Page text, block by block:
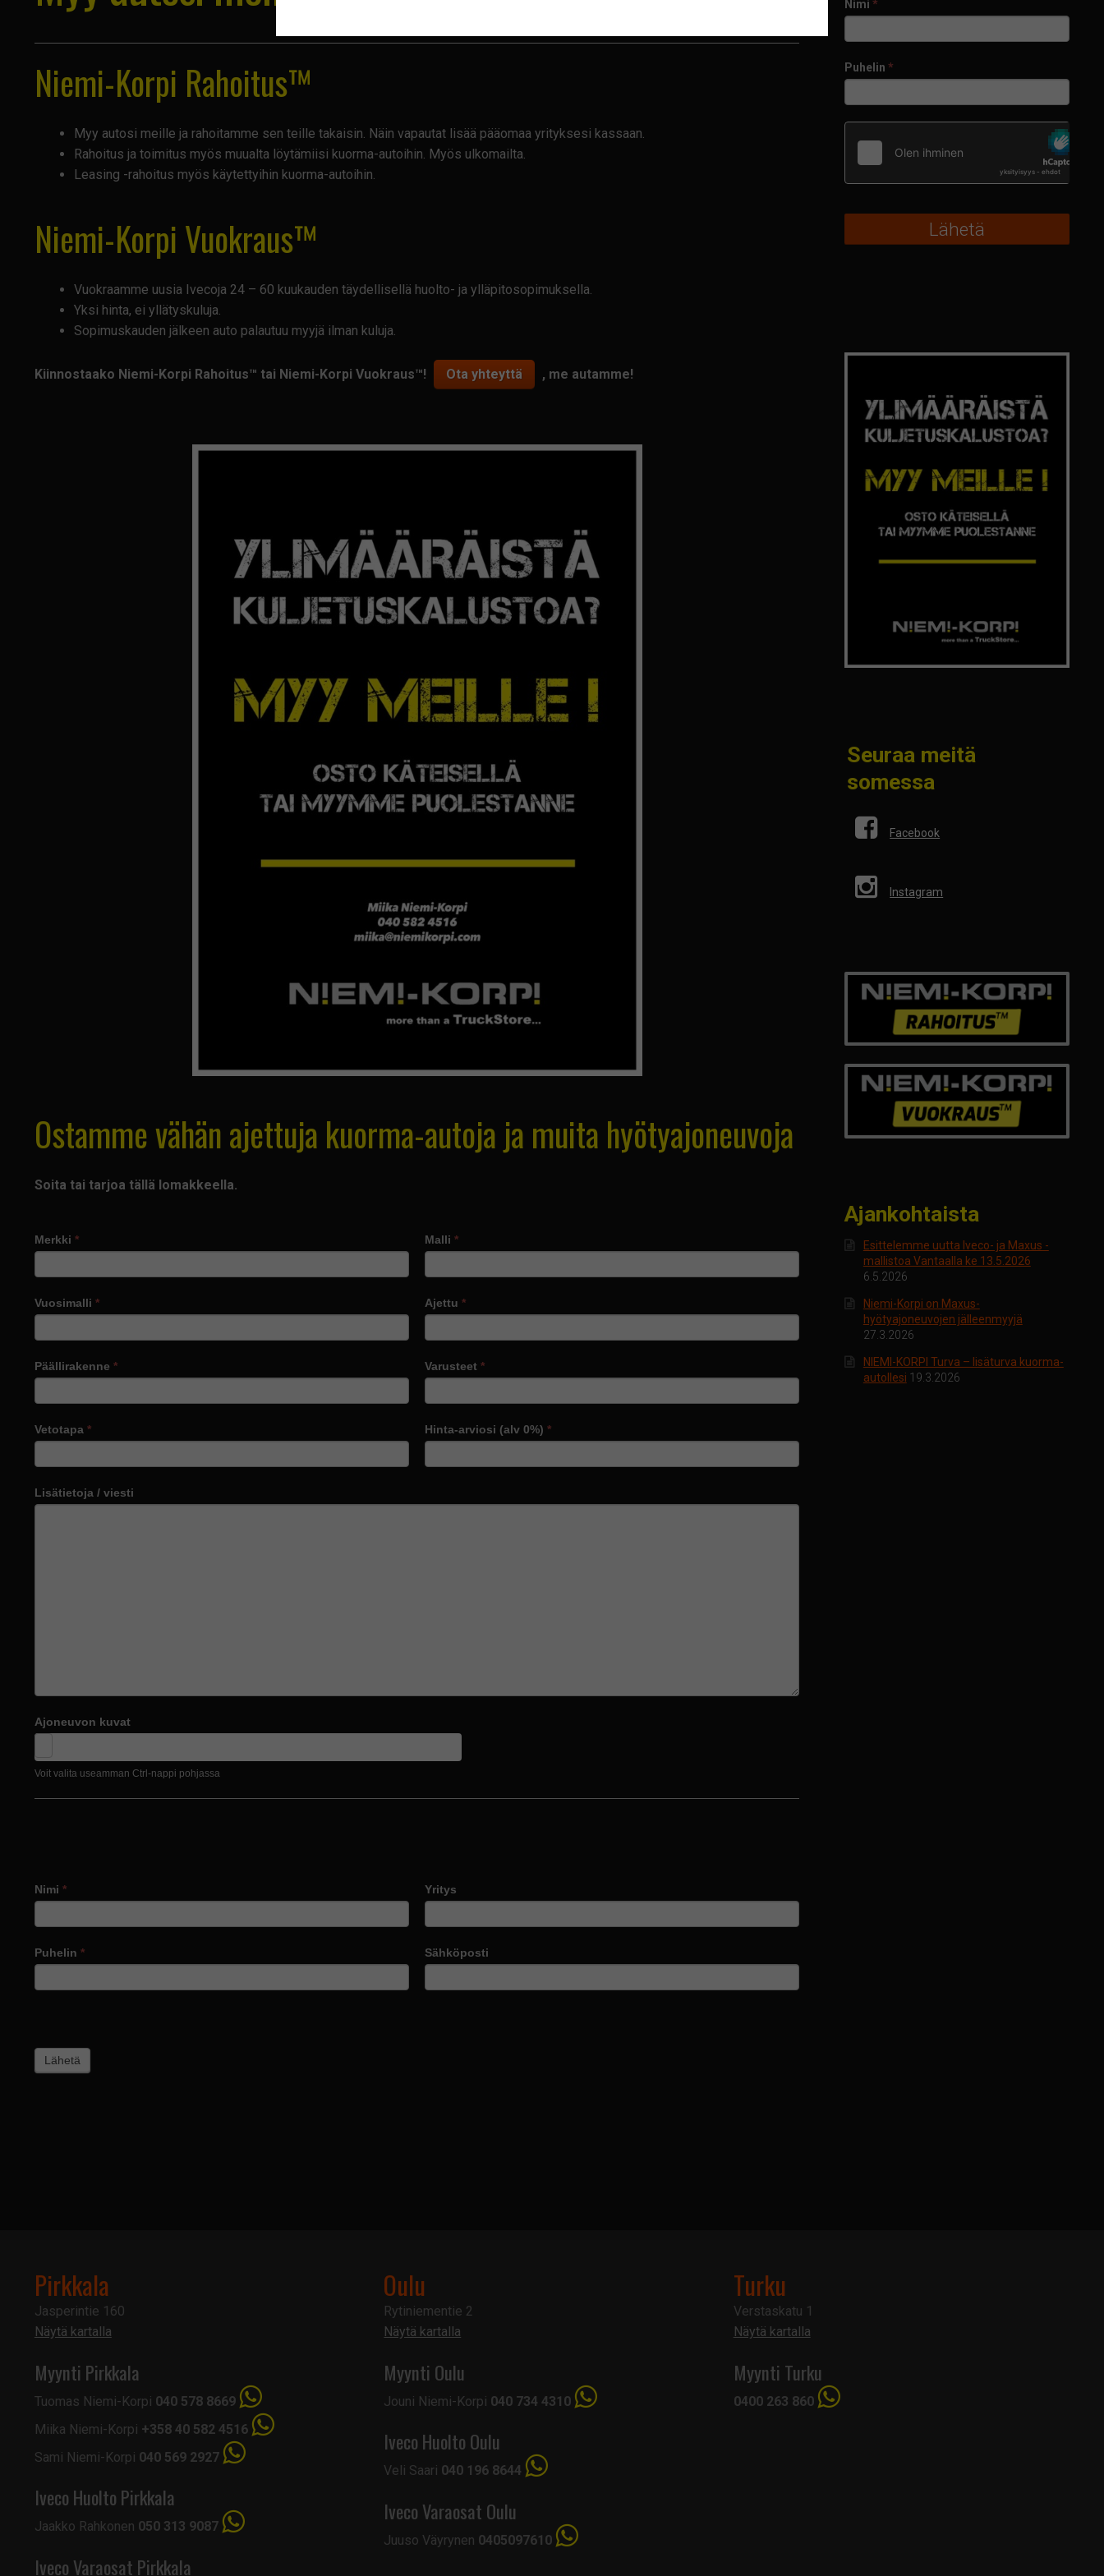
Niemi-Korpi Rahoitus™
Myy autosi meille ja rahoitamme sen teille takaisin. Näin vapautat lisää pääomaa yrityksesi kassaan.
Rahoitus ja toimitus myös muualta löytämiisi kuorma-autoihin. Myös ulkomailta.
Leasing -rahoitus myös käytettyihin kuorma-autoihin.
Niemi-Korpi Vuokraus™
Vuokraamme uusia Ivecoja 24 – 60 kuukauden täydellisellä huolto- ja ylläpitosopimuksella.
Yksi hinta, ei yllätyskuluja.
Sopimuskauden jälkeen auto palautuu myyjä ilman kuluja.
Kiinnostaako Niemi-Korpi Rahoitus™ tai Niemi-Korpi Vuokraus™! Ota yhteyttä , me autamme!
Ostamme vähän ajettuja kuorma-autoja ja muita hyötyajoneuvoja
Soita tai tarjoa tällä lomakkeella.
Merkki * Malli *
Vuosimalli * Ajettu *
Päällirakenne * Varusteet *
Vetotapa * Hinta-arviosi (alv 0%) *
Lisätietoja / viesti
Ajoneuvon kuvat
Voit valita useamman Ctrl-nappi pohjassa
Nimi * Yritys
Puhelin * Sähköposti
Nimi*
Puhelin*
Seuraa meitä
somessa
Facebook
Instagram
Ajankohtaista
Esittelemme uutta Iveco- ja Maxus -
mallistoa Vantaalla ke 13.5.2026
6.5.2026
Niemi-Korpi on Maxus-
hyötyajoneuvojen jälleenmyyjä
27.3.2026
NIEMI-KORPI Turva – lisäturva kuorma-
autollesi 19.3.2026
Pirkkala
Jasperintie 160
Näytä kartalla
Myynti Pirkkala
Tuomas Niemi-Korpi 040 578 8669
Miika Niemi-Korpi +358 40 582 4516
Sami Niemi-Korpi 040 569 2927
Iveco Huolto Pirkkala
Jaakko Rahkonen 050 313 9087
Iveco Varaosat Pirkkala
Oulu
Rytiniementie 2
Näytä kartalla
Myynti Oulu
Jouni Niemi-Korpi 040 734 4310
Iveco Huolto Oulu
Veli Saari 040 196 8644
Iveco Varaosat Oulu
Juuso Väyrynen 0405097610
Turku
Verstaskatu 1
Näytä kartalla
Myynti Turku
0400 263 860